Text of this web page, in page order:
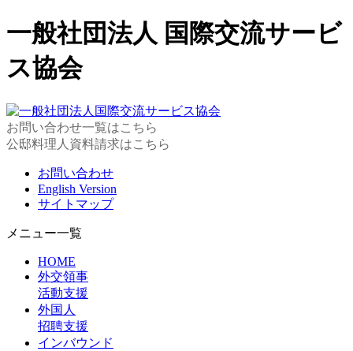
一般社団法人 国際交流サービ
ス協会
お問い合わせ一覧はこちら
公邸料理人資料請求はこちら
お問い合わせ
English Version
サイトマップ
メニュー一覧
HOME
外交領事
活動支援
外国人
招聘支援
インバウンド